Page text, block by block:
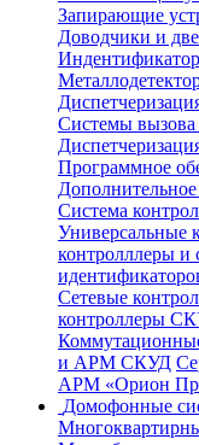
Запирающие
Доводчики и
Системы вызова
Программное
Система
Универсальные
контролллеры
Сетевые
контроллеры
и АРМ СКУД
АРМ «Орион
Домофонные